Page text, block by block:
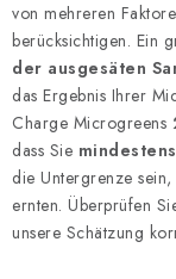
von mehreren
berücksichtigen. Ein
der ausgesäten
das Ergebnis Ihrer
Charge Microgreens
dass Sie
die Untergrenze
ernten. Überprüfen
unsere Schätzung